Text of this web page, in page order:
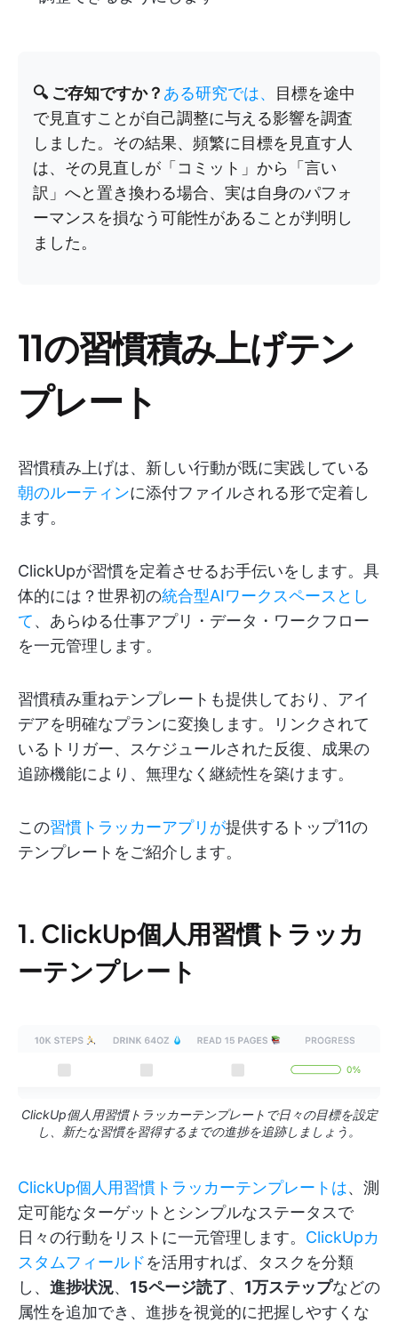
🔍 ご存知ですか？ ある研究では、 目標を途中
で見直すことが自己調整に与える影響を調査
しました。その結果、頻繁に目標を見直す人
は、その見直しが「コミット」から「言い
訳」へと置き換わる場合、実は自身のパフォ
ーマンスを損なう可能性があることが判明し
ました。
11の習慣積み上げテン
プレート
習慣積み上げは、新しい行動が既に実践している
朝のルーティンに添付ファイルされる形で定着し
ます。
ClickUpが習慣を定着させるお手伝いをします。具
体的には？世界初の統合型AIワークスペースとし
て、あらゆる仕事アプリ・データ・ワークフロー
を一元管理します。
習慣積み重ねテンプレートも提供しており、アイ
デアを明確なプランに変換します。リンクされて
いるトリガー、スケジュールされた反復、成果の
追跡機能により、無理なく継続性を築けます。
この習慣トラッカーアプリが提供するトップ11の
テンプレートをご紹介します。
1. ClickUp個人用習慣トラッカ
ーテンプレート
ClickUp個人用習慣トラッカーテンプレートで日々の目標を設定
し、新たな習慣を習得するまでの進捗を追跡しましょう。
ClickUp個人用習慣トラッカーテンプレートは、測
定可能なターゲットとシンプルなステータスで
日々の行動をリストに一元管理します。 ClickUpカ
スタムフィールドを活用すれば、タスクを分類
し、 進捗状況、 15ページ読了、 1万ステップなどの
属性を追加でき、進捗を視覚的に把握しやすくな